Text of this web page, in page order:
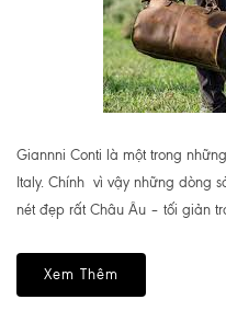
Giannni Conti là một trong
Italy. Chính vì vậy những dòng
nét đẹp rất Châu Âu – tối giản
Xem Thêm